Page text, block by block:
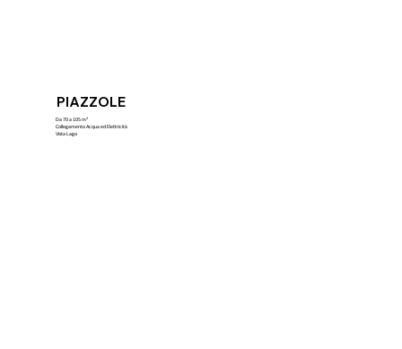
PIAZZOLE
Da 70 a 105 m²
Collegamento Acqua ed Elettricità
Vista Lago